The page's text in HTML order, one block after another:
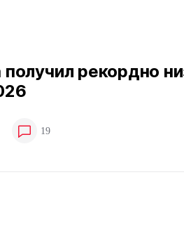
рекордно
19